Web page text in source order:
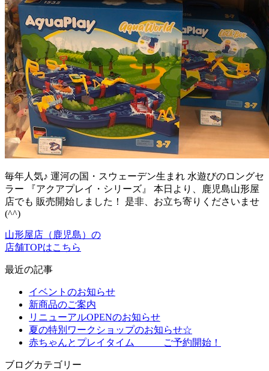
毎年人気♪ 運河の国・スウェーデン生まれ 水遊びのロングセ
ラー 『アクアプレイ・シリーズ』 本日より、鹿児島山形屋
店でも 販売開始しました！ 是非、お立ち寄りくださいませ
(^^)
山形屋店（鹿児島）の
店舗TOPはこちら
最近の記事
イベントのお知らせ
新商品のご案内
リニューアルOPENのお知らせ
夏の特別ワークショップのお知らせ☆
赤ちゃんとプレイタイム ご予約開始！
ブログカテゴリー